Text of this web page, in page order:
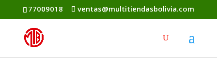
77009018 ventas@multitiendasbolivia.com